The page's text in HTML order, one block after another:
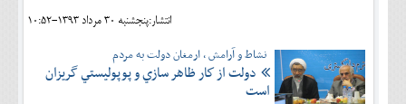
انتشار:پنجشنبه 30 مرداد 1393-10:52
نشاط و آرامش ، ارمغان دولت به مردم
دولت از كار ظاهر سازي و پوپوليستي گريزان
است